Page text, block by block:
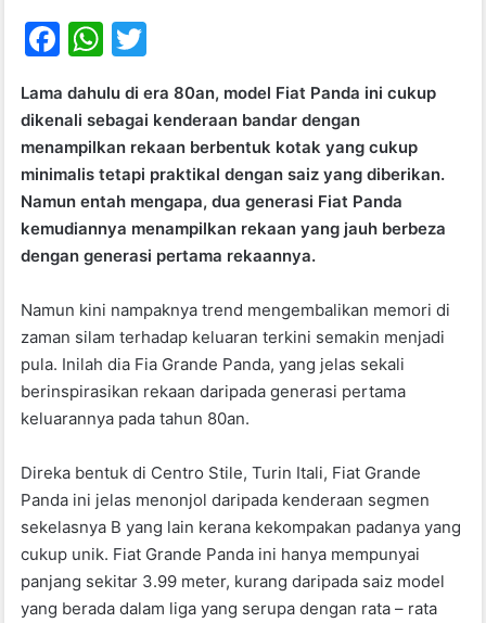
F
c
e
b
o
o
W
at
s
A
p
p
itt
er
Lama dahulu di era 80an, model Fiat Panda ini cukup
dikenali sebagai kenderaan bandar dengan
menampilkan rekaan berbentuk kotak yang cukup
minimalis tetapi praktikal dengan saiz yang diberikan.
Namun entah mengapa, dua generasi Fiat Panda
kemudiannya menampilkan rekaan yang jauh berbeza
dengan generasi pertama rekaannya.
Namun kini nampaknya trend mengembalikan memori di
zaman silam terhadap keluaran terkini semakin menjadi
pula. Inilah dia Fia Grande Panda, yang jelas sekali
berinspirasikan rekaan daripada generasi pertama
keluarannya pada tahun 80an.
Direka bentuk di Centro Stile, Turin Itali, Fiat Grande
Panda ini jelas menonjol daripada kenderaan segmen
sekelasnya B yang lain kerana kekompakan padanya yang
cukup unik. Fiat Grande Panda ini hanya mempunyai
panjang sekitar 3.99 meter, kurang daripada saiz model
yang berada dalam liga yang serupa dengan rata – rata